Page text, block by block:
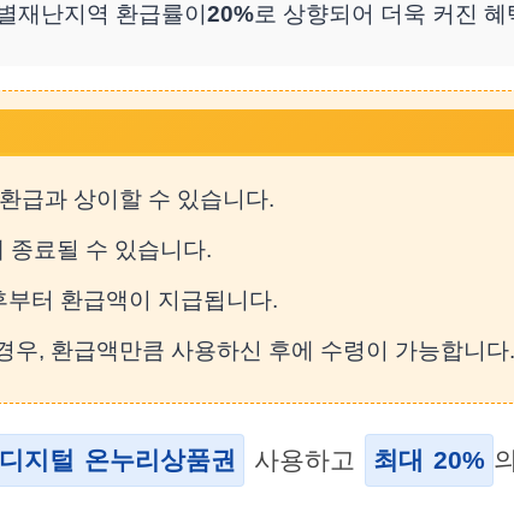
재난지역 환급률이 20%로 상향되어 더욱 커진
급과 상이할 수 있습니다.
종료될 수 있습니다.
터 환급액이 지급됩니다.
우, 환급액만큼 사용하신 후에 수령이 가능합니다.
디지털 온누리상품권 사용하고 최대 20%